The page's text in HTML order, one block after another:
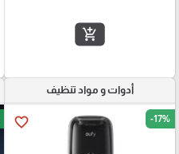
add_shopping_cart
أدوات و مواد تنظيف
favorite_border -17%